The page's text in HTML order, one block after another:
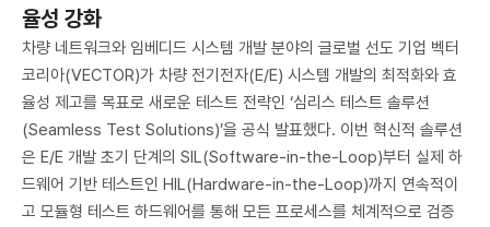
율성 강화
차량 네트워크와 임베디드 시스템 개발 분야의 글로벌 선도 기업 벡터
코리아(VECTOR)가 차량 전기전자(E/E) 시스템 개발의 최적화와 효
율성 제고를 목표로 새로운 테스트 전략인 ‘심리스 테스트 솔루션
(Seamless Test Solutions)’을 공식 발표했다. 이번 혁신적 솔루션
은 E/E 개발 초기 단계의 SIL(Software-in-the-Loop)부터 실제 하
드웨어 기반 테스트인 HIL(Hardware-in-the-Loop)까지 연속적이
고 모듈형 테스트 하드웨어를 통해 모든 프로세스를 체계적으로 검증